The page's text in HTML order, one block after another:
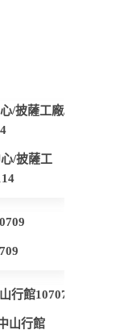
/披薩工
山行館